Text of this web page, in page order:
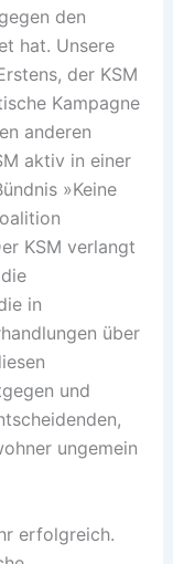
den
hat. Unsere
der KSM
Kampagne
anderen
aktiv in einer
»Keine
KSM verlangt
in
über
und
ungemein
erfolgreich.